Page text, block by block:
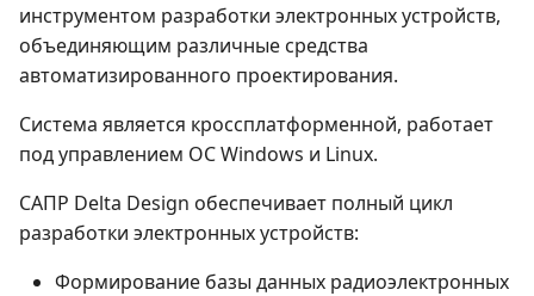
инструментом разработки электронных устройств,
объединяющим различные средства
автоматизированного проектирования.
Система является кроссплатформенной, работает
под управлением ОС Windows и Linux.
САПР Delta Design обеспечивает полный цикл
разработки электронных устройств:
Формирование базы данных радиоэлектронных